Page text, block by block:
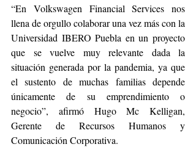
“En Volkswagen Financial Services nos
llena de orgullo colaborar una vez más con la
Universidad IBERO Puebla en un proyecto
que se vuelve muy relevante dada la
situación generada por la pandemia, ya que
el sustento de muchas familias depende
únicamente de su emprendimiento o
negocio”, afirmó Hugo Mc Kelligan,
Gerente de Recursos Humanos y
Comunicación Corporativa.